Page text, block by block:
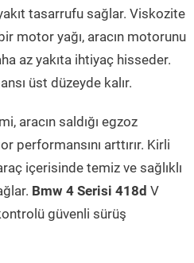
tasarrufu sağlar. Viskozite
motor yağı, aracın motorunu
az yakıta ihtiyaç hisseder.
üst düzeyde kalır.
aracın saldığı egzoz
performansını arttırır. Kirli
içerisinde temiz ve sağlıklı
Bmw 4 Serisi 418d V
güvenli sürüş